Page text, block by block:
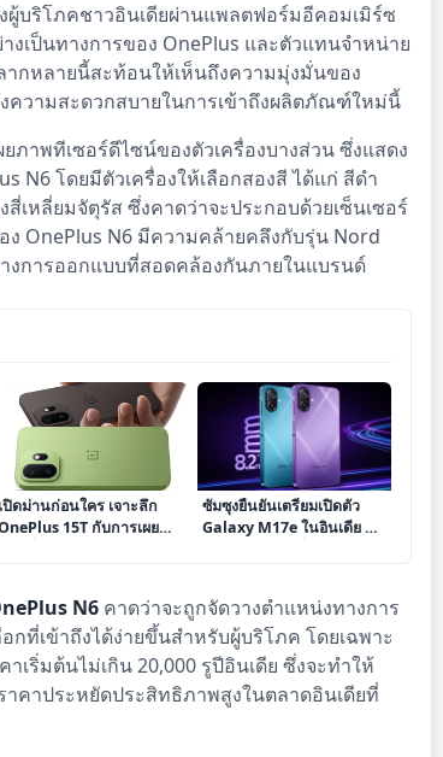
ผู้บริโภคชาวอินเดียผ่านแพลตฟอร์มอีคอมเมิร์ซ
เป็นทางการของ OnePlus และตัวแทนจำหน่าย
กหลายนี้สะท้อนให้เห็นถึงความมุ่งมั่นของ
ความสะดวกสบายในการเข้าถึงผลิตภัณฑ์ใหม่นี้
ภาพทีเซอร์ดีไซน์ของตัวเครื่องบางส่วน ซึ่งแสดง
N6 โดยมีตัวเครื่องให้เลือกสองสี ได้แก่ สีดำ
เหลี่ยมจัตุรัส ซึ่งคาดว่าจะประกอบด้วยเซ็นเซอร์
OnePlus N6 มีความคล้ายคลึงกับรุ่น Nord
งการออกแบบที่สอดคล้องกันภายในแบรนด์
เปิดม่านก่อนใคร เจาะลึก
15T กับการเผย
ซัมซุงยืนยันเตรียมเปิดตัว
Galaxy M17e ในอินเดีย ชู
N6 คาดว่าจะถูกจัดวางตำแหน่งทางการ
กที่เข้าถึงได้ง่ายขึ้นสำหรับผู้บริโภค โดยเฉพาะ
ริ่มต้นไม่เกิน 20,000 รูปีอินเดีย ซึ่งจะทำให้
คาประหยัดประสิทธิภาพสูงในตลาดอินเดียที่